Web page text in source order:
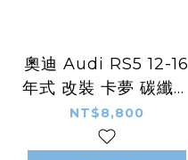
奧迪 Audi RS5 12-16
年式 改裝 卡夢 碳纖維
外觀件 空力套件 雙門
車專用 尾翼 擾流板
NT$8,800